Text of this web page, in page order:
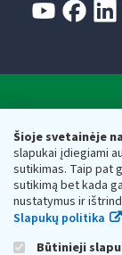
Šioje svetainėje
slapukai įdiegiami
sutikimas. Taip pat
sutikimą bet kada
nustatymus ir
Slapukų politika
Būtinieji
Valstybinė
Respublikos
Biudžetinė
adresas: Vasario
vmi@vmi.lt , E.
Duomenys apie
Respublikos